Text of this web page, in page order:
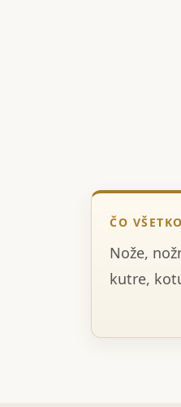
ČO
Nože,
kutre,